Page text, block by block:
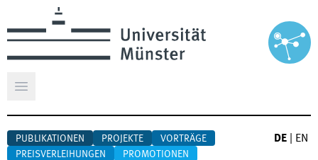
Hauptmenü öffnen
PUBLIKATIONEN PROJEKTE
VORTRÄGE
PREISVERLEIHUNGEN
PROMOTIONEN
DE EN